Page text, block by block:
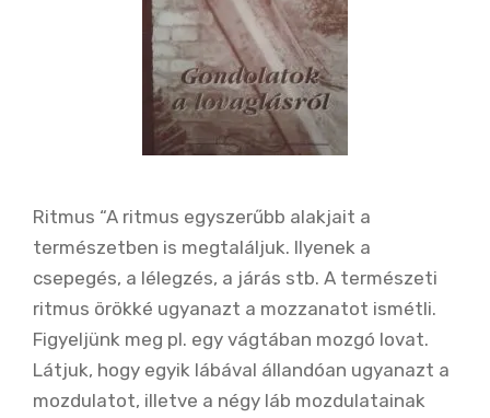
Ritmus “A ritmus egyszerűbb alakjait a
természetben is megtaláljuk. Ilyenek a
csepegés, a lélegzés, a járás stb. A természeti
ritmus örökké ugyanazt a mozzanatot ismétli.
Figyeljünk meg pl. egy vágtában mozgó lovat.
Látjuk, hogy egyik lábával állandóan ugyanazt a
mozdulatot, illetve a négy láb mozdulatainak